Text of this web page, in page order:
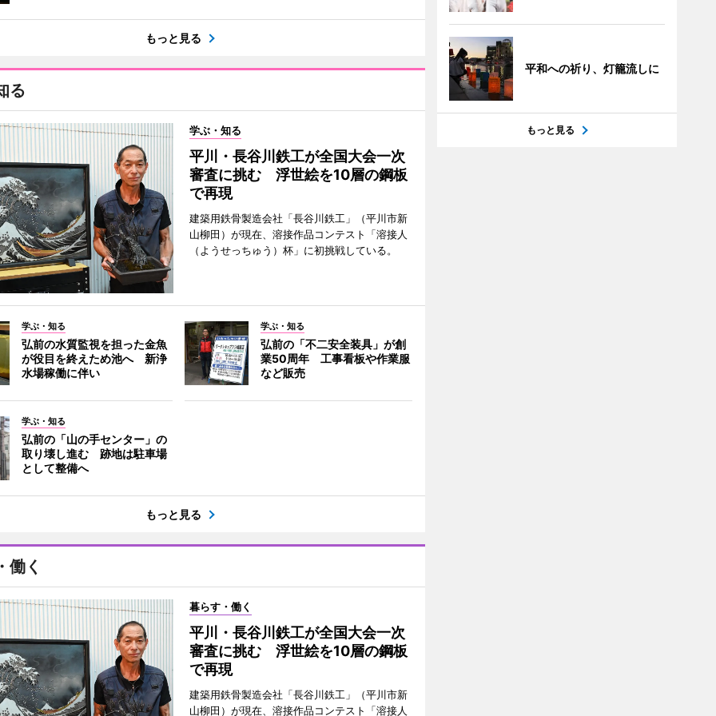
もっと見る
る
学ぶ・知る
平川・長谷川鉄工が全国大会一次
審査に挑む 浮世絵を10層の鋼板
で再現
建築用鉄骨製造会社「長谷川鉄工」（平川市新
山柳田）が現在、溶接作品コンテスト「溶接人
（ようせっちゅう）杯」に初挑戦している。
学ぶ・知る
弘前の水質監視を担った金魚
が役目を終えため池へ 新浄
水場稼働に伴い
学ぶ・知る
弘前の「不二安全装具」が創
業50周年 工事看板や作業服
など販売
学ぶ・知る
弘前の「山の手センター」の
取り壊し進む 跡地は駐車場
として整備へ
もっと見る
働く
暮らす・働く
平川・長谷川鉄工が全国大会一次
審査に挑む 浮世絵を10層の鋼板
で再現
建築用鉄骨製造会社「長谷川鉄工」（平川市新
山柳田）が現在、溶接作品コンテスト「溶接人
平和への祈り、灯籠流しに
もっと見る